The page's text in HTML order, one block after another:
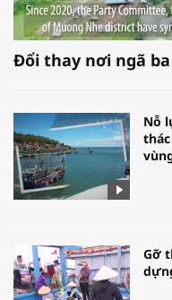
Đổi thay nơi ngã
Nỗ
Gỡ